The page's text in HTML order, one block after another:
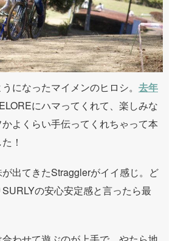
になったマイメンのヒロシ。 去年
にハマってくれて、楽しみな
よくらい手伝ってくれちゃって本
！
出てきたStragglerがイイ感じ。ど
の安心安定感と言ったら最